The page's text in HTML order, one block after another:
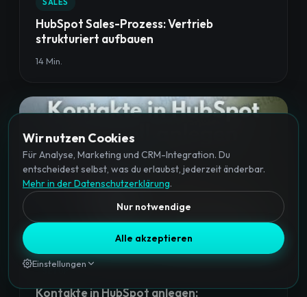
SALES
HubSpot Sales-Prozess: Vertrieb
strukturiert aufbauen
14 Min.
Kontakte in HubSpot anlegen:
Wir nutzen Cookies
Für Analyse, Marketing und CRM-Integration. Du
entscheidest selbst, was du erlaubst, jederzeit änderbar.
Mehr in der Datenschutzerklärung.
Nur notwendige
Alle akzeptieren
Einstellungen